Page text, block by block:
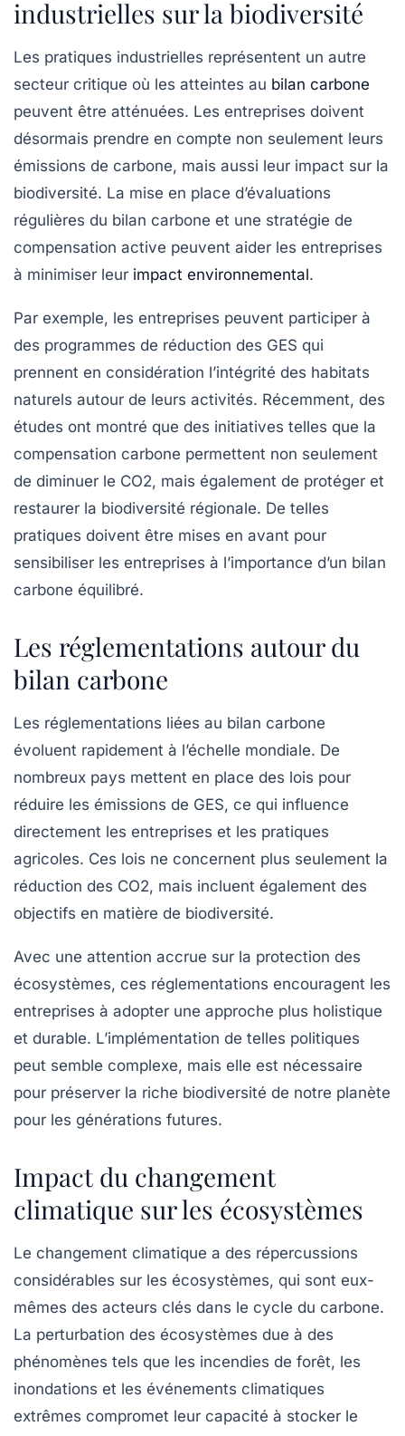
industrielles sur la biodiversité
Les pratiques industrielles représentent un autre
secteur critique où les atteintes au bilan carbone
peuvent être atténuées. Les entreprises doivent
désormais prendre en compte non seulement leurs
émissions de carbone, mais aussi leur impact sur la
biodiversité. La mise en place d’évaluations
régulières du bilan carbone et une stratégie de
compensation active peuvent aider les entreprises
à minimiser leur impact environnemental.
Par exemple, les entreprises peuvent participer à
des programmes de réduction des GES qui
prennent en considération l’intégrité des habitats
naturels autour de leurs activités. Récemment, des
études ont montré que des initiatives telles que la
compensation carbone permettent non seulement
de diminuer le CO2, mais également de protéger et
restaurer la biodiversité régionale. De telles
pratiques doivent être mises en avant pour
sensibiliser les entreprises à l’importance d’un bilan
carbone équilibré.
Les réglementations autour du
bilan carbone
Les réglementations liées au bilan carbone
évoluent rapidement à l’échelle mondiale. De
nombreux pays mettent en place des lois pour
réduire les émissions de GES, ce qui influence
directement les entreprises et les pratiques
agricoles. Ces lois ne concernent plus seulement la
réduction des CO2, mais incluent également des
objectifs en matière de biodiversité.
Avec une attention accrue sur la protection des
écosystèmes, ces réglementations encouragent les
entreprises à adopter une approche plus holistique
et durable. L’implémentation de telles politiques
peut semble complexe, mais elle est nécessaire
pour préserver la riche biodiversité de notre planète
pour les générations futures.
Impact du changement
climatique sur les écosystèmes
Le changement climatique a des répercussions
considérables sur les écosystèmes, qui sont eux-
mêmes des acteurs clés dans le cycle du carbone.
La perturbation des écosystèmes due à des
phénomènes tels que les incendies de forêt, les
inondations et les événements climatiques
extrêmes compromet leur capacité à stocker le